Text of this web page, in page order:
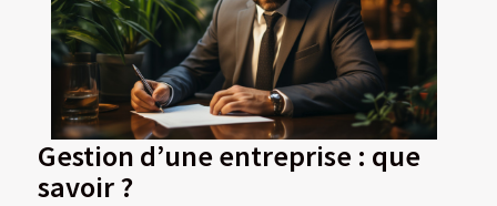
Gestion d’une entreprise : que
savoir ?